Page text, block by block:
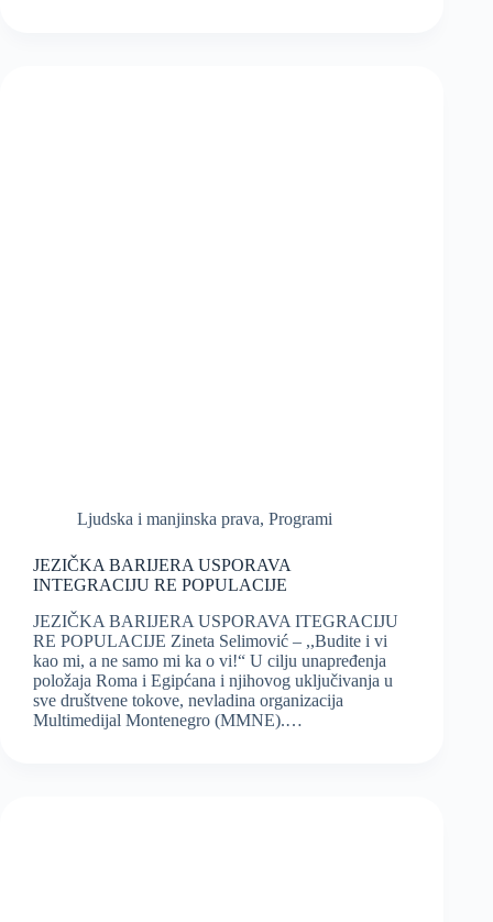
Ljudska i manjinska prava, Programi
JEZIČKA BARIJERA USPORAVA
INTEGRACIJU RE POPULACIJE
JEZIČKA BARIJERA USPORAVA ITEGRACIJU
RE POPULACIJE Zineta Selimović – ,,Budite i vi
kao mi, a ne samo mi ka o vi!“ U cilju unapređenja
položaja Roma i Egipćana i njihovog uključivanja u
sve društvene tokove, nevladina organizacija
Multimedijal Montenegro (MMNE).…